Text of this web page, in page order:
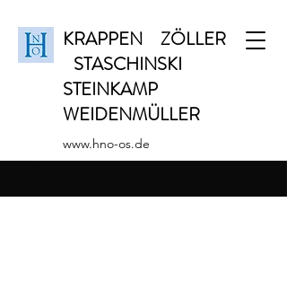
KRAPPEN ZÖLLER
STASCHINSKI
STEINKAMP
WEIDENMÜLLER
www.hno-os.de